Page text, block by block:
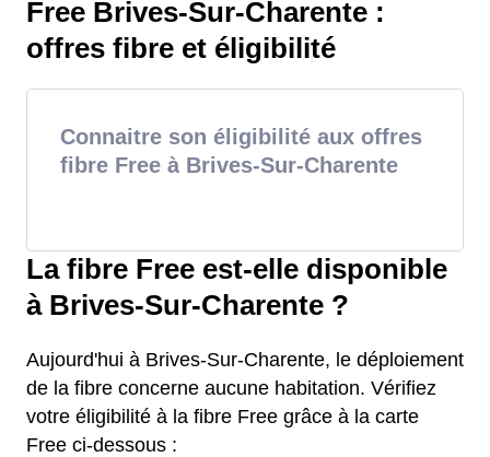
Free Brives-Sur-Charente :
offres fibre et éligibilité
Connaitre son éligibilité aux offres
fibre Free à Brives-Sur-Charente
La fibre Free est-elle disponible
à Brives-Sur-Charente ?
Aujourd'hui à Brives-Sur-Charente, le déploiement
de la fibre concerne aucune habitation. Vérifiez
votre éligibilité à la fibre Free grâce à la carte
Free ci-dessous :